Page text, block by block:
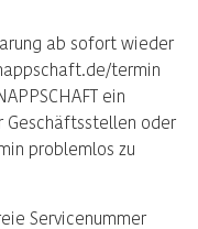
ab sofort wieder
termin
ein
Geschäftsstellen oder
problemlos zu
Servicenummer